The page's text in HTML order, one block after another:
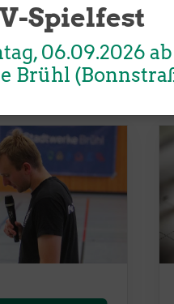
Unser Sportangebot
Sportsuche
Spielfest
06.09.2026
Brühl